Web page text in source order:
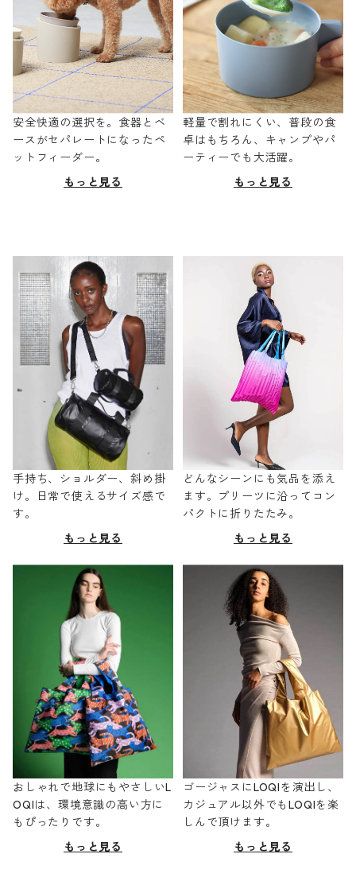
安全快適の選択を。食器とベ
ースがセパレートになったペ
ットフィーダー。
もっと見る
軽量で割れにくい、普段の食
卓はもちろん、キャンプやパ
ーティーでも大活躍。
もっと見る
手持ち、ショルダー、斜め掛
け。日常で使えるサイズ感で
す。
もっと見る
どんなシーンにも気品を添え
ます。プリーツに沿ってコン
パクトに折りたたみ。
もっと見る
おしゃれで地球にもやさしいL
OQIは、環境意識の高い方に
もぴったりです。
もっと見る
ゴージャスにLOQIを演出し、
カジュアル以外でもLOQIを楽
しんで頂けます。
もっと見る